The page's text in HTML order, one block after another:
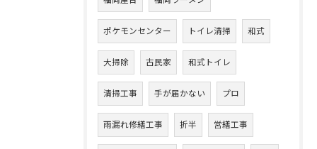
ポケモンセンター トイレ清掃 和式
大掃除 古民家 和式トイレ
清掃工事 手が届かない プロ
雨漏れ修繕工事 折半 営繕工事